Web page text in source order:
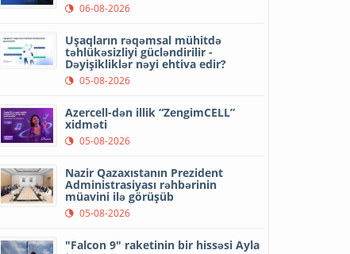
06-08-2026
Uşaqların rəqəmsal mühitdə
təhlükəsizliyi gücləndirilir -
Dəyişikliklər nəyi ehtiva edir?
05-08-2026
Azercell-dən illik “ZengimCELL”
xidməti
05-08-2026
Nazir Qazaxıstanın Prezident
Administrasiyası rəhbərinin
müavini ilə görüşüb
05-08-2026
"Falcon 9" raketinin bir hissəsi Ayla